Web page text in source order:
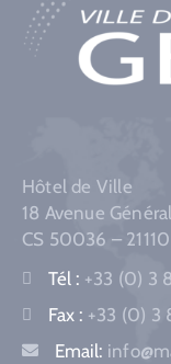
Hôtel de Ville
18 Avenue
CS 50036 –
Tél : +33 (0) 3
Fax : +33 (0) 3
Email: